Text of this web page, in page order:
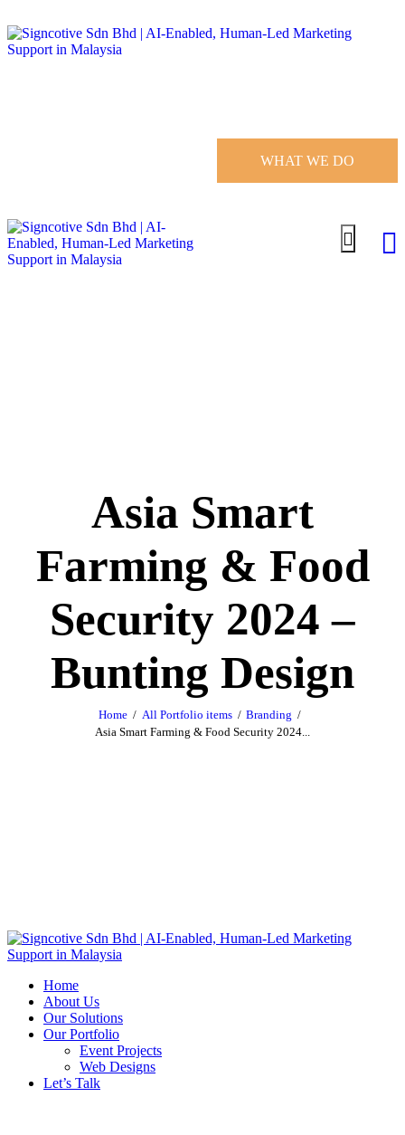
WHAT WE DO
Asia Smart
Farming & Food
Security 2024 –
Bunting Design
Home All Portfolio items
Branding
Asia Smart Farming & Food Security 2024...
Home
About Us
Our Solutions
Our Portfolio
Event Projects
Web Designs
Let’s Talk